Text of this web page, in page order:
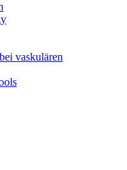
vaskulären